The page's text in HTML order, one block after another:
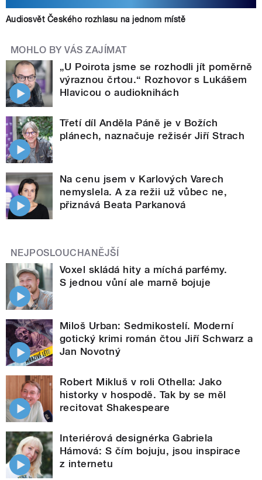
Audiosvět Českého rozhlasu na jednom místě
MOHLO BY VÁS ZAJÍMAT
„U Poirota jsme se rozhodli jít poměrně
výraznou črtou.“ Rozhovor s Lukášem
Hlavicou o audioknihách
Třetí díl Anděla Páně je v Božích
plánech, naznačuje režisér Jiří Strach
Na cenu jsem v Karlových Varech
nemyslela. A za režii už vůbec ne,
přiznává Beata Parkanová
NEJPOSLOUCHANĚJŠÍ
Voxel skládá hity a míchá parfémy.
S jednou vůní ale marně bojuje
Miloš Urban: Sedmikostelí. Moderní
gotický krimi román čtou Jiří Schwarz a
Jan Novotný
Robert Mikluš v roli Othella: Jako
historky v hospodě. Tak by se měl
recitovat Shakespeare
Interiérová designérka Gabriela
Hámová: S čím bojuju, jsou inspirace
z internetu